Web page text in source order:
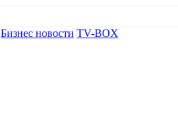
Бизнес новости TV-BOX